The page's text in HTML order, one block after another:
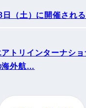
日（土）に開催され
トリインターナショ
海外航…